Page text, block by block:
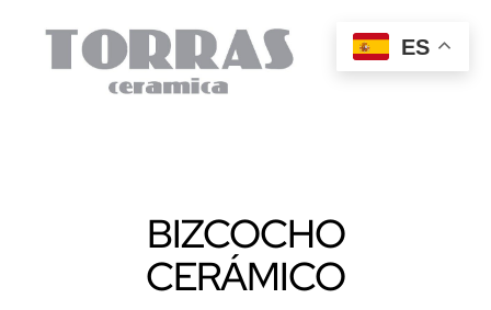
BIZCOCHO
CERÁMICO
ES